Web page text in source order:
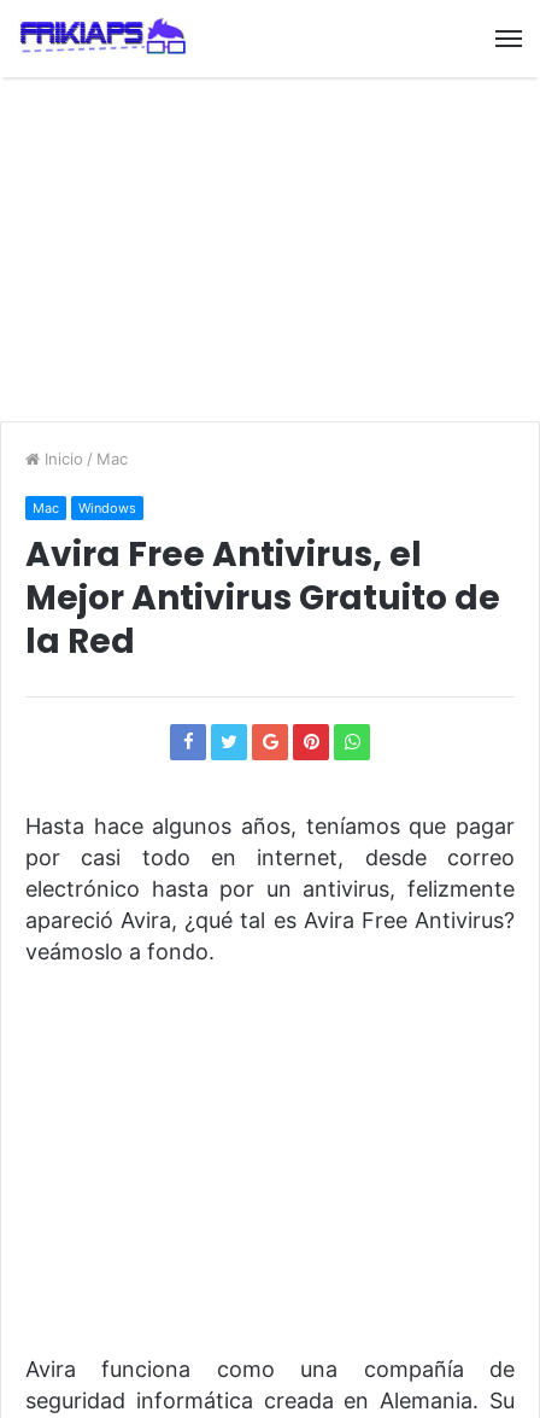
Inicio / Mac
Mac Windows
Avira Free Antivirus, el
Mejor Antivirus Gratuito de
la Red
Hasta hace algunos años, teníamos que pagar
por casi todo en internet, desde correo
electrónico hasta por un antivirus, felizmente
apareció Avira, ¿qué tal es Avira Free Antivirus?
veámoslo a fondo.
Avira funciona como una compañía de
seguridad informática creada en Alemania. Su